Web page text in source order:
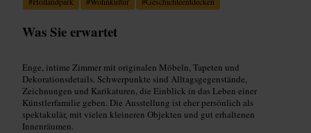
Was Sie erwartet
Enge, intime Zimmer mit originalen Möbeln, Tapeten und
Dekorationsdetails. Schwerpunkte sind Alltagsgegenstände,
Zeichnungen und Karikaturen, die Einblick in das Leben einer
Künstlerfamilie geben. Die Ausstellung ist eher persönlich als
spektakulär, mit vielen kleineren Objekten und gut erhaltenen
Innenräumen.